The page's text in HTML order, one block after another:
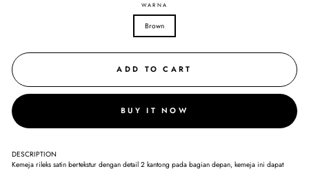
WARNA
Brown
ADD TO CART
BUY IT NOW
DESCRIPTION
Kemeja rileks satin bertekstur dengan detail 2 kantong pada bagian depan, kemeja ini dapat